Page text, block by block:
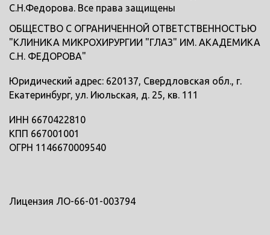
С.Н.Федорова. Все права защищены
ОБЩЕСТВО С ОГРАНИЧЕННОЙ ОТВЕТСТВЕННОСТЬЮ
"КЛИНИКА МИКРОХИРУРГИИ "ГЛАЗ" ИМ. АКАДЕМИКА
С.Н. ФЕДОРОВА"
Юридический адрес: 620137, Свердловская обл., г.
Екатеринбург, ул. Июльская, д. 25, кв. 111
ИНН 6670422810
КПП 667001001
ОГРН 1146670009540
Лицензия ЛО-66-01-003794